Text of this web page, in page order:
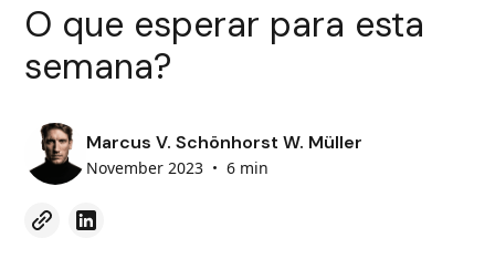
O que esperar para esta
semana?
Marcus V. Schönhorst W. Müller
November 2023 • 6 min